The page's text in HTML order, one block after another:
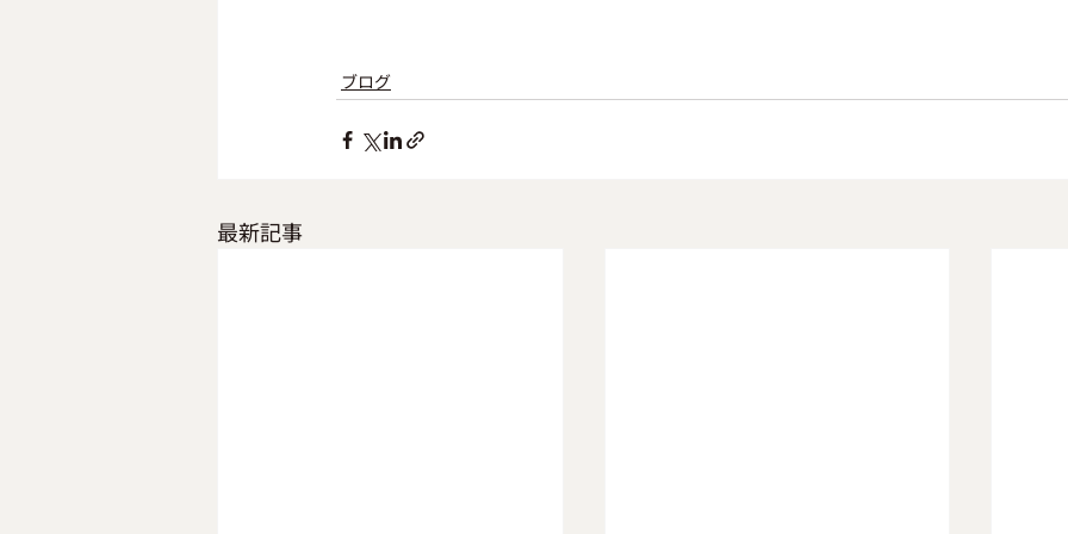
ブログ
最新記事